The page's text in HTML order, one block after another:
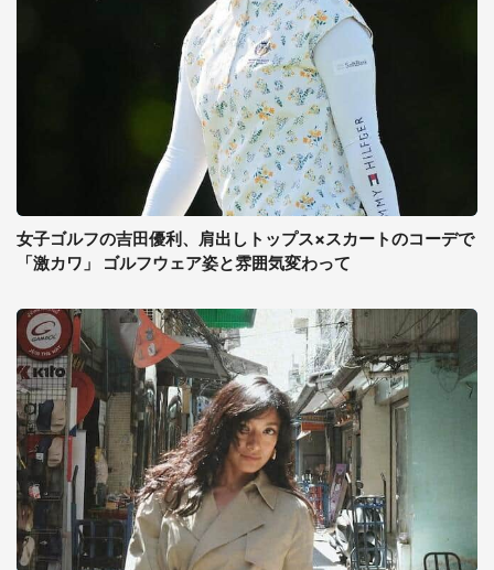
女子ゴルフの吉田優利、肩出しトップス×スカートのコーデで
「激カワ」 ゴルフウェア姿と雰囲気変わって